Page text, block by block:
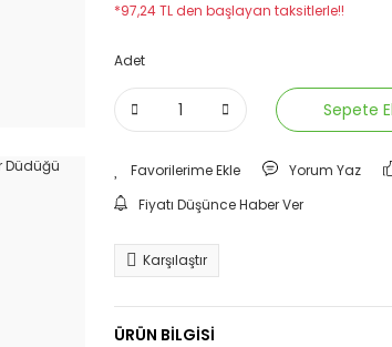
*97,24 TL den başlayan taksitlerle!!
Adet
Sepete
Yorum Yaz
Fiyatı Düşünce Haber Ver
Karşılaştır
ÜRÜN BİLGİSİ